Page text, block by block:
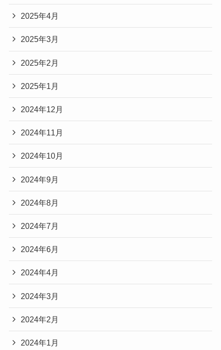
2025年4月
2025年3月
2025年2月
2025年1月
2024年12月
2024年11月
2024年10月
2024年9月
2024年8月
2024年7月
2024年6月
2024年4月
2024年3月
2024年2月
2024年1月